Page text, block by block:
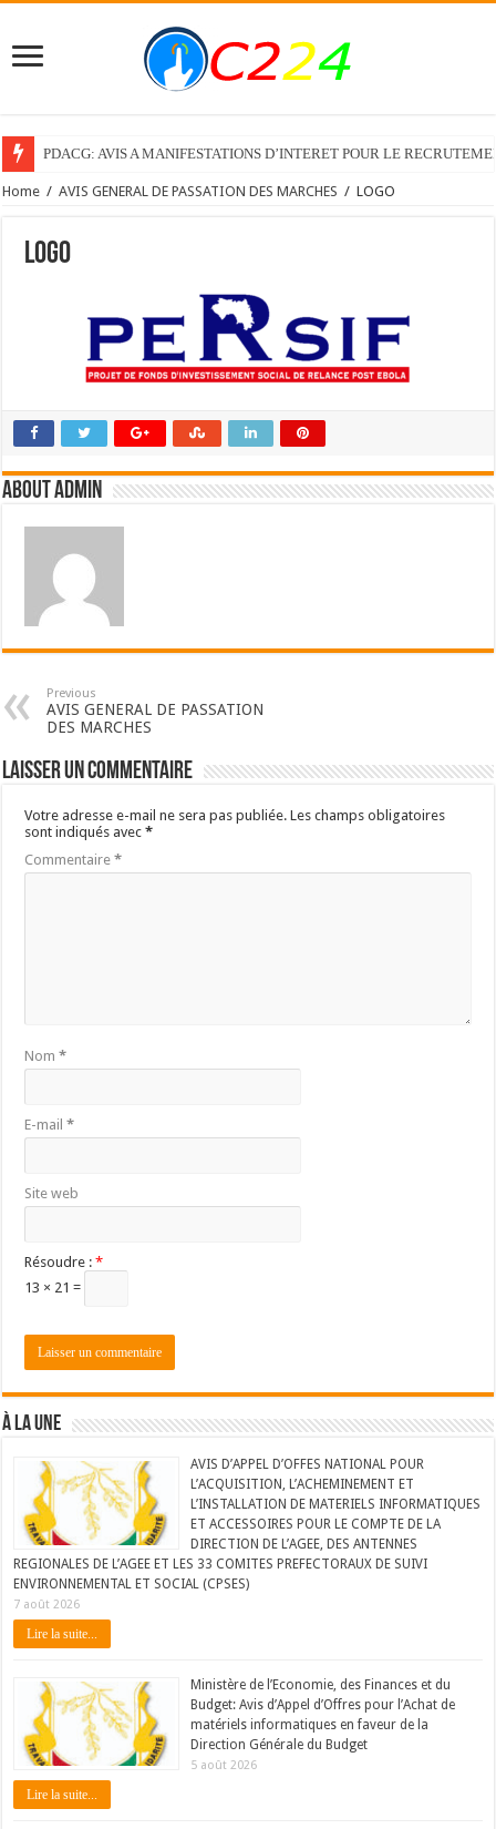
PDACG: AVIS A MANIFESTATIONS D’INTERET POUR LE
Home / AVIS GENERAL DE PASSATION DES MARCHES / LOGO
LOGO
About admin
Previous
AVIS GENERAL DE PASSATION
DES MARCHES
Laisser un commentaire
Votre adresse e-mail ne sera pas publiée. Les champs obligatoires
sont indiqués avec*
Commentaire*
Nom*
E-mail*
Site web
Résoudre :*
13 × 21 =
À LA UNE
AVIS D’APPEL D’OFFES NATIONAL POUR
L’ACQUISITION, L’ACHEMINEMENT ET
L’INSTALLATION DE MATERIELS INFORMATIQUES
ET ACCESSOIRES POUR LE COMPTE DE LA
DIRECTION DE L’AGEE, DES ANTENNES
REGIONALES DE L’AGEE ET LES 33 COMITES PREFECTORAUX DE SUIVI
ENVIRONNEMENTAL ET SOCIAL (CPSES)
7 août 2026
Lire la suite...
Ministère de l’Economie, des Finances et du
Budget: Avis d’Appel d’Offres pour l’Achat de
matériels informatiques en faveur de la
Direction Générale du Budget
5 août 2026
Lire la suite...